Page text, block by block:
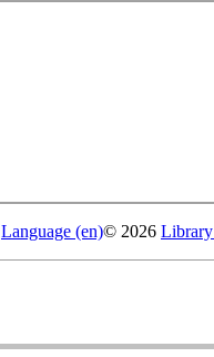
Language (en)© 2026